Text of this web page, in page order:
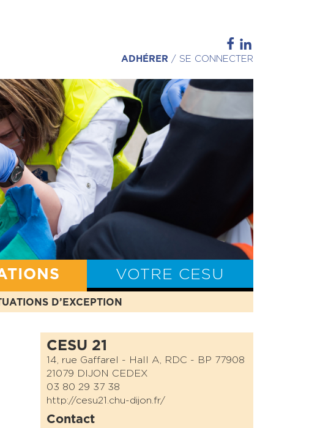
ADHÉRER / SE CONNECTER
STATUTS BILAN CESU
D’EXCEPTION
VOTRE CESU
CESU 21
14, rue Gaffarel - Hall A, RDC - BP 77908
21079 DIJON CEDEX
03 80 29 37 38
http://cesu21.chu-dijon.fr/
Contact